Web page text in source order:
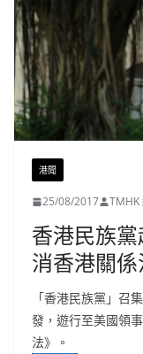
港聞
25/08/2017 TMHK
香港民族
消香港關
「香港民族黨」召
發，遊行至美國領
法》。